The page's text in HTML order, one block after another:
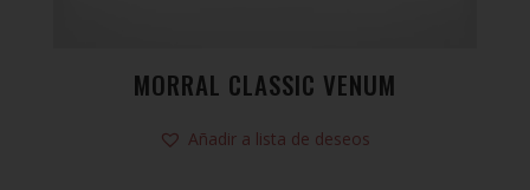
MORRAL CLASSIC VENUM
Añadir a lista de deseos